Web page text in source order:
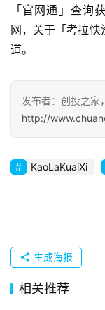
商
业
初
企
业
发
布
登录
「官网通」查询
网，关于「考拉
道。
发布者：创投之家
http://
KaoLaKuaiXi
生成海报
相关推荐